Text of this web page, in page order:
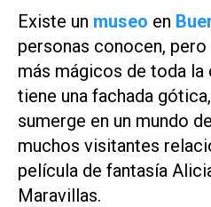
Existe un museo en
personas conocen,
más mágicos de toda la
tiene una fachada
sumerge en un mundo
muchos visitantes
película de fantasía
Maravillas.